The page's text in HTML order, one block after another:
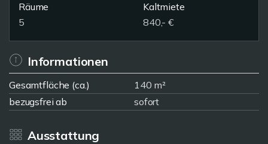
Räume
5
Kaltmiete
840,- €
Informationen
Gesamtfläche (ca.)
140 m²
bezugsfrei ab
sofort
Ausstattung